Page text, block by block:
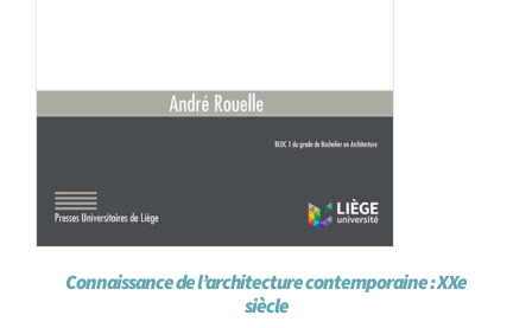
Connaissance de l’architecture contemporaine : XXe
siècle